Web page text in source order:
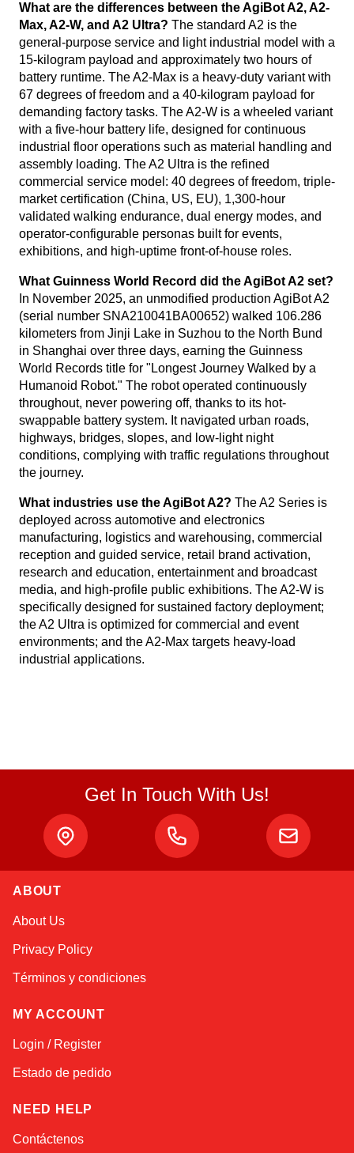
What are the differences between the AgiBot A2, A2-
Max, A2-W, and A2 Ultra? The standard A2 is the
general-purpose service and light industrial model with a
15-kilogram payload and approximately two hours of
battery runtime. The A2-Max is a heavy-duty variant with
67 degrees of freedom and a 40-kilogram payload for
demanding factory tasks. The A2-W is a wheeled variant
with a five-hour battery life, designed for continuous
industrial floor operations such as material handling and
assembly loading. The A2 Ultra is the refined
commercial service model: 40 degrees of freedom, triple-
market certification (China, US, EU), 1,300-hour
validated walking endurance, dual energy modes, and
operator-configurable personas built for events,
exhibitions, and high-uptime front-of-house roles.
What Guinness World Record did the AgiBot A2 set?
In November 2025, an unmodified production AgiBot A2
(serial number SNA210041BA00652) walked 106.286
kilometers from Jinji Lake in Suzhou to the North Bund
in Shanghai over three days, earning the Guinness
World Records title for "Longest Journey Walked by a
Humanoid Robot." The robot operated continuously
throughout, never powering off, thanks to its hot-
swappable battery system. It navigated urban roads,
highways, bridges, slopes, and low-light night
conditions, complying with traffic regulations throughout
the journey.
What industries use the AgiBot A2? The A2 Series is
deployed across automotive and electronics
manufacturing, logistics and warehousing, commercial
reception and guided service, retail brand activation,
research and education, entertainment and broadcast
media, and high-profile public exhibitions. The A2-W is
specifically designed for sustained factory deployment;
the A2 Ultra is optimized for commercial and event
environments; and the A2-Max targets heavy-load
industrial applications.
Get In Touch With Us!
ABOUT
About Us
Privacy Policy
Términos y condiciones
MY ACCOUNT
Login / Register
Estado de pedido
NEED HELP
Contáctenos